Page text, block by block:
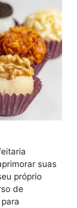
suas
próprio
de